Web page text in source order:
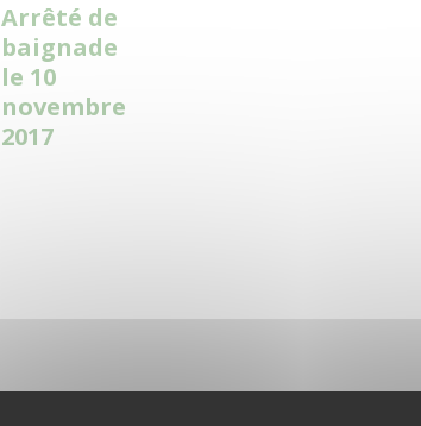
Arrêté de
baignade
le 10
novembre
2017